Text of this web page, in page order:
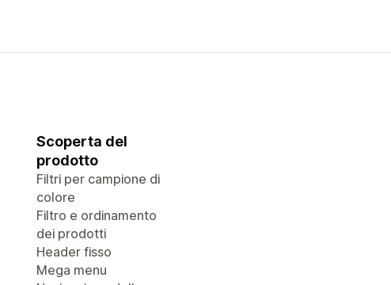
Scoperta del
prodotto
Filtri per campione di
colore
Filtro e ordinamento
dei prodotti
Header fisso
Mega menu